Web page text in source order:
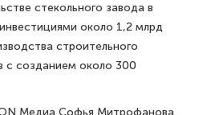
стекольного завода в
около 1,2 млрд
строительного
с созданием около 300